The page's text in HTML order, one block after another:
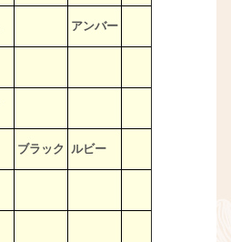
アンバー
ブラック ルビー